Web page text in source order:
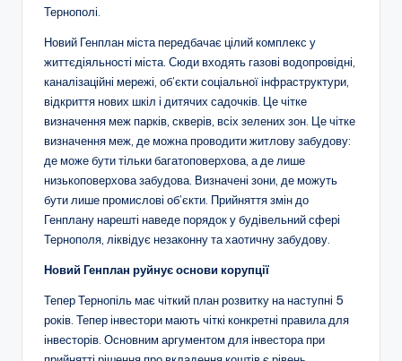
Тернополі.
Новий Генплан міста передбачає цілий комплекс у
життєдіяльності міста. Сюди входять газові водопровідні,
каналізаційні мережі, об’єкти соціальної інфраструктури,
відкриття нових шкіл і дитячих садочків. Це чітке
визначення меж парків, скверів, всіх зелених зон. Це чітке
визначення меж, де можна проводити житлову забудову:
де може бути тільки багатоповерхова, а де лише
низькоповерхова забудова. Визначені зони, де можуть
бути лише промислові об’єкти. Прийняття змін до
Генплану нарешті наведе порядок у будівельний сфері
Тернополя, ліквідує незаконну та хаотичну забудову.
Новий Генплан руйнує основи корупції
Тепер Тернопіль має чіткий план розвитку на наступні 5
років. Тепер інвестори мають чіткі конкретні правила для
інвесторів. Основним аргументом для інвестора при